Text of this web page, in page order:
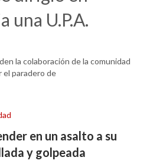
una U.P.A.
la colaboración de la comunidad
el paradero de
en un asalto a su
y golpeada